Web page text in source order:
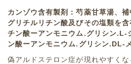
カンゾウ含有製剤：芍薬甘草湯、
グリチルリチン酸及びその塩類を
チン酸ーアンモニウム.グリシン.L-
ン酸ーアンモニウム.グリシン.DL-
偽アルドステロン症が現れやすく